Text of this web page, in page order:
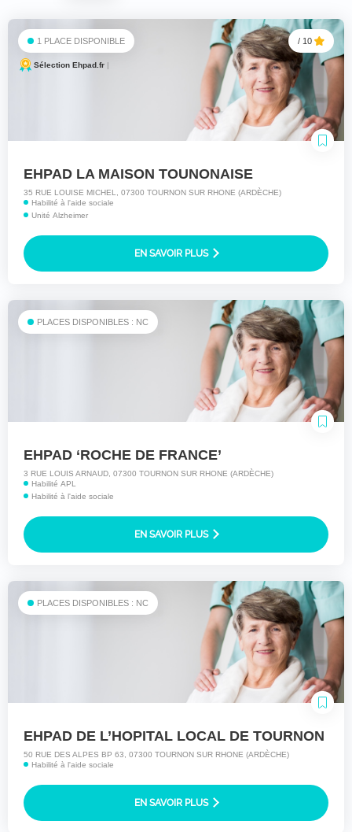
1 PLACE DISPONIBLE / 10
Sélection Ehpad.fr |
EHPAD LA MAISON TOUNONAISE
35 RUE LOUISE MICHEL, 07300 TOURNON SUR RHONE (ARDÈCHE)
Habilité à l'aide sociale
Unité Alzheimer
EN SAVOIR PLUS
PLACES DISPONIBLES : NC
EHPAD ‘ROCHE DE FRANCE’
3 RUE LOUIS ARNAUD, 07300 TOURNON SUR RHONE (ARDÈCHE)
Habilité APL
Habilité à l'aide sociale
EN SAVOIR PLUS
PLACES DISPONIBLES : NC
EHPAD DE L’HOPITAL LOCAL DE TOURNON
50 RUE DES ALPES BP 63, 07300 TOURNON SUR RHONE (ARDÈCHE)
Habilité à l'aide sociale
EN SAVOIR PLUS